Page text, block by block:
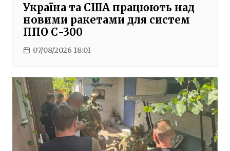
Україна та США працюють над
новими ракетами для систем
ППО С-300
07/08/2026 18:01